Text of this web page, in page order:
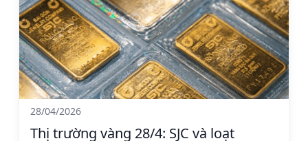
28/04/2026
Thị trường vàng 28/4: SJC và loạt